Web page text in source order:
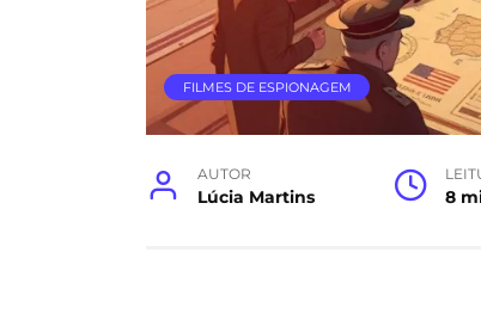
FILMES DE ESPIONAGEM
AUTOR
Lúcia Martins 8